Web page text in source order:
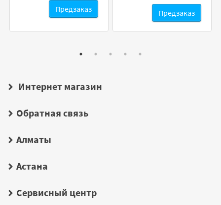
Предзаказ Предзаказ
Интернет магазин
Обратная связь
Алматы
Астана
Сервисный центр